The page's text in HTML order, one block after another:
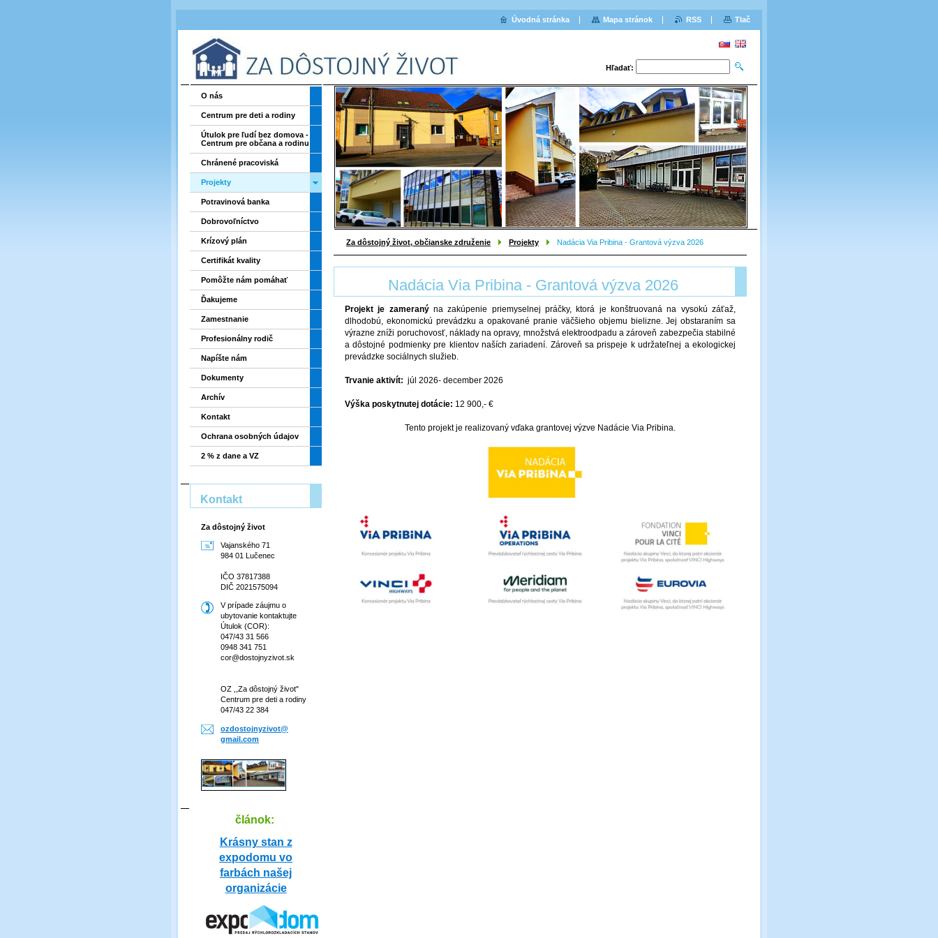
Hľadať:
Za dôstojný život, občianske združenie Projekty Nadácia Via Pribina - Grantová výzva 2026
Nadácia Via Pribina - Grantová výzva 2026
Projekt je zameranýna zakúpenie priemyselnej práčky, ktorá je konštruovaná na vysokú záťaž,
dlhodobú, ekonomickú prevádzku a opakované pranie väčšieho objemu bielizne. Jej obstaraním sa
výrazne zníži poruchovosť, náklady na opravy, množstvá elektroodpadu a zároveň zabezpečia stabilné
a dôstojné podmienky pre klientov naších zariadení. Zároveň sa prispeje k udržateľnej a ekologickej
prevádzke sociálnych služieb.
Trvanie aktivít: júl 2026- december 2026
Výška poskytnutej dotácie: 12 900,- €
Tento projekt je realizovaný vďaka grantovej výzve Nadácie Via Pribina.
O nás
Centrum pre deti a rodiny
Útulok pre ľudí bez domova -
Centrum pre občana a rodinu
Chránené pracoviská
Projekty
Potravinová banka
Dobrovoľníctvo
Krízový plán
Certifikát kvality
Pomôžte nám pomáhať
Ďakujeme
Zamestnanie
Profesionálny rodič
Napíšte nám
Dokumenty
Archív
Kontakt
Ochrana osobných údajov
2 % z dane a VZ
Kontakt
Za dôstojný život
Vajanského 71
984 01 Lučenec
IČO 37817388
DIČ 2021575094
V prípade záujmu o
ubytovanie kontaktujte
Útulok (COR):
047/43 31 566
0948 341 751
cor@dostojnyzivot.sk
OZ ,,Za dôstojný život"
Centrum pre deti a rodiny
047/43 22 384
ozdostojnyzivot@
gmail.com
článok:
Krásny stan z
expodomu vo
farbách našej
organizácie
Úvodná stránka Mapa stránok RSS Tlač